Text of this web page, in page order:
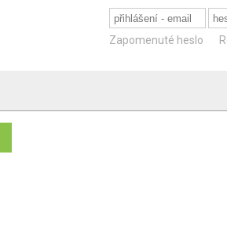
Zapomenuté heslo